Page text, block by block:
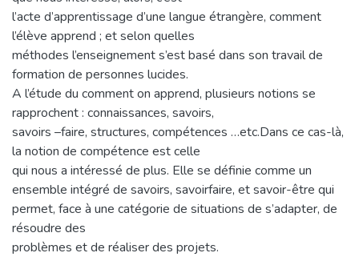
l’acte d’apprentissage d’une langue étrangère, comment
l’élève apprend ; et selon quelles
méthodes l’enseignement s’est basé dans son travail de
formation de personnes lucides.
A l’étude du comment on apprend, plusieurs notions se
rapprochent : connaissances, savoirs,
savoirs –faire, structures, compétences …etc.Dans ce cas-là,
la notion de compétence est celle
qui nous a intéressé de plus. Elle se définie comme un
ensemble intégré de savoirs, savoirfaire, et savoir-être qui
permet, face à une catégorie de situations de s’adapter, de
résoudre des
problèmes et de réaliser des projets.